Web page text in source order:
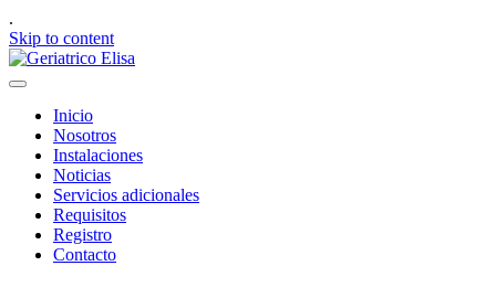
.
Skip to content
Inicio
Nosotros
Instalaciones
Noticias
Servicios adicionales
Requisitos
Registro
Contacto